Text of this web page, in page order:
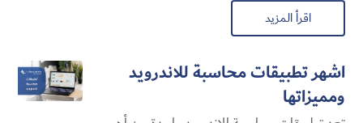
اقرأ المزيد
اشهر تطبيقات محاسبة للاندرويد
ومميزاتها